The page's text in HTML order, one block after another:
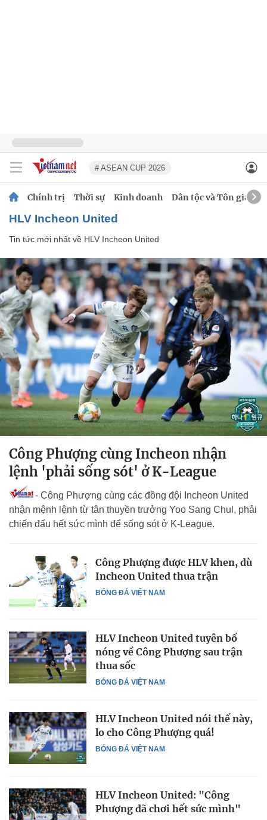
# ASEAN CUP 2026
Chính trị Thời sự Kinh doanh Dân tộc và Tôn giáo
HLV Incheon United
Tin tức mới nhất về HLV Incheon United
Công Phượng cùng Incheon nhận
lệnh 'phải sống sót' ở K-League
- Công Phượng cùng các đồng đội Incheon United
nhận mệnh lệnh từ tân thuyền trưởng Yoo Sang Chul, phải
chiến đấu hết sức mình để sống sót ở K-League.
BÓNG ĐÁ VIỆT NAM
Công Phượng được HLV khen, dù
Incheon United thua trận
BÓNG ĐÁ VIỆT NAM
HLV Incheon United tuyên bố
nóng về Công Phượng sau trận
thua sốc
BÓNG ĐÁ VIỆT NAM
HLV Incheon United nói thế này,
lo cho Công Phượng quá!
HLV Incheon United: "Công
Phượng đã chơi hết sức mình"